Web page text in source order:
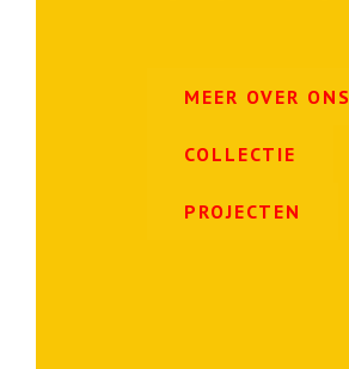
MEER OVER ONS
COLLECTIE
PROJECTEN